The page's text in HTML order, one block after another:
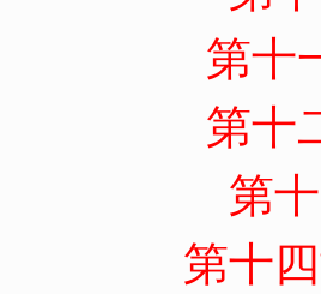
第十
第十
第
第十